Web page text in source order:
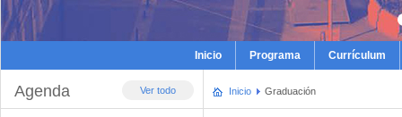
Inicio Programa Currículum
Ver todo
Agenda Inicio Graduación